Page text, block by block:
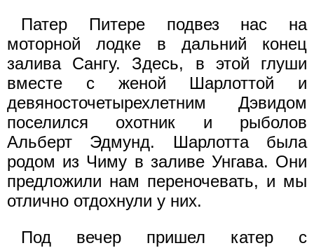
Патер Питере подвез нас на
моторной лодке в дальний конец
залива Сангу. Здесь, в этой глуши
вместе с женой Шарлоттой и
девяносточетырехлетним Дэвидом
поселился охотник и рыболов
Альберт Эдмунд. Шарлотта была
родом из Чиму в заливе Унгава. Они
предложили нам переночевать, и мы
отлично отдохнули у них.
Под вечер пришел катер с